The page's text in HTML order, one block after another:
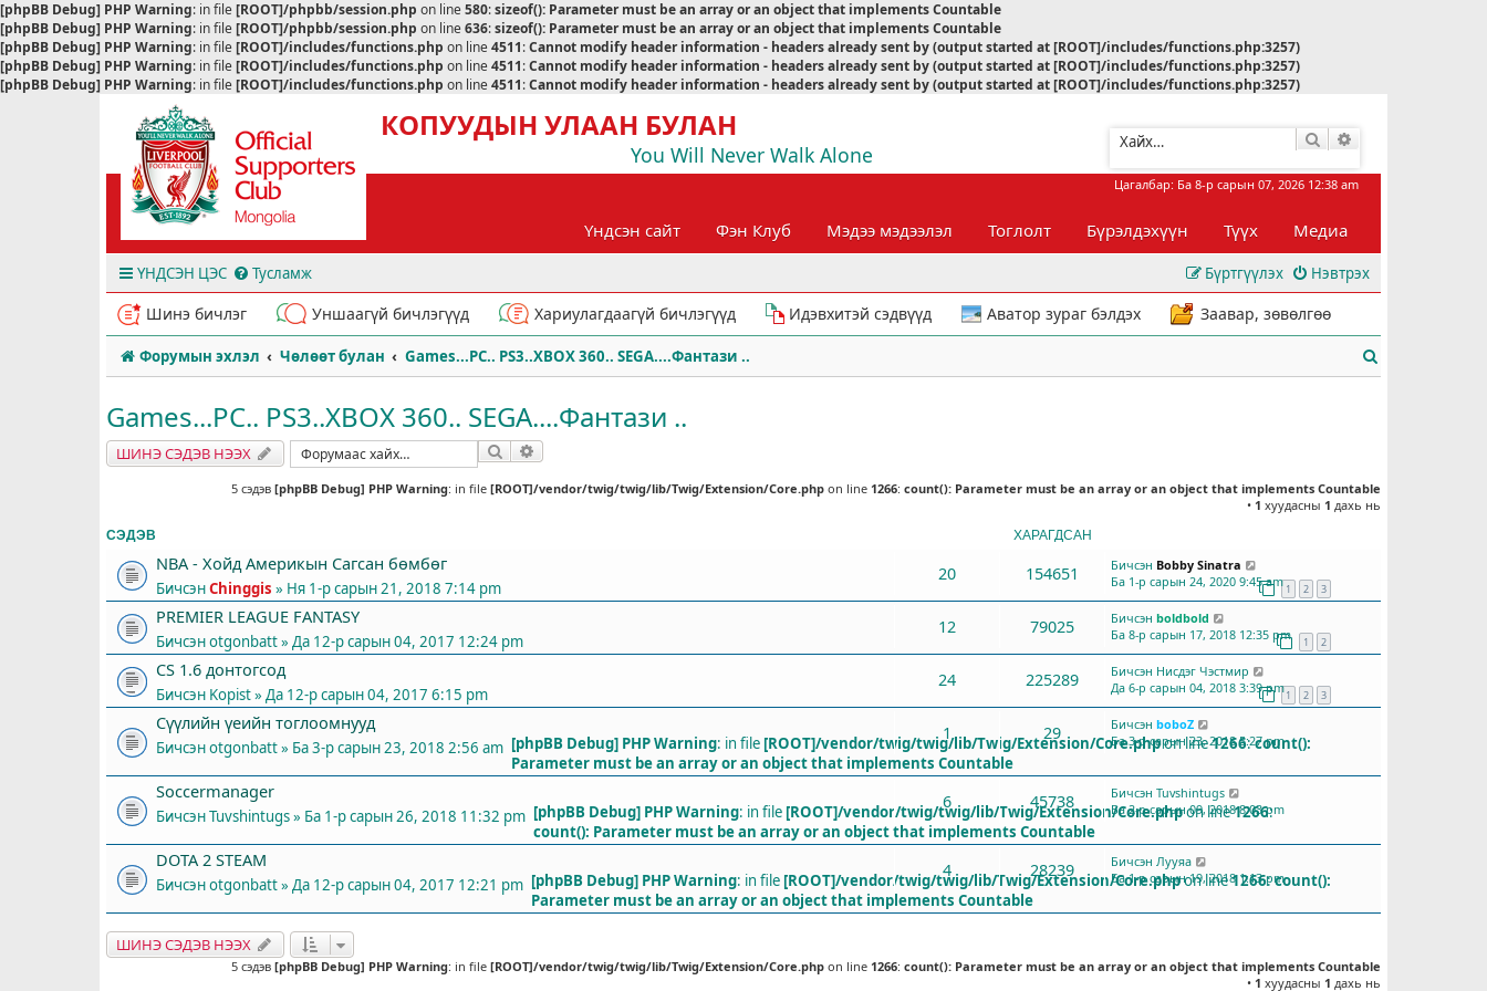
[phpBB Debug] PHP Warning: in file[ROOT]/phpbb/session.php on line580:sizeof(): Parameter must be an array or an object that implements Countable
[phpBB Debug] PHP Warning: in file[ROOT]/phpbb/session.php on line636:sizeof(): Parameter must be an array or an object that implements Countable
[phpBB Debug] PHP Warning: in file[ROOT]/includes/functions.php on line4511:Cannot modify header information - headers already sent by (output started at [ROOT]/includes/functions.php:3257)
[phpBB Debug] PHP Warning: in file[ROOT]/includes/functions.php on line4511:Cannot modify header information - headers already sent by (output started at [ROOT]/includes/functions.php:3257)
[phpBB Debug] PHP Warning: in file[ROOT]/includes/functions.php on line4511:Cannot modify header information - headers already sent by (output started at [ROOT]/includes/functions.php:3257)
КОПУУДЫН УЛААН БУЛАН
You Will Never Walk Alone
Хайлт
Цагалбар: Ба 8-р сарын 07, 2026 12:38 am
Үндсэн сайт Фэн Клуб Мэдээ мэдээлэл Тоглолт Бүрэлдэхүүн Түүх Медиа
ҮНДСЭН ЦЭС Тусламж Нэвтрэх
Бүртгүүлэх
Шинэ бичлэг Уншаагүй бичлэгүүд Хариулагдаагүй бичлэгүүд Идэвхитэй сэдвүүд Аватор зураг бэлдэх Заавар, зөвөлгөө
Форумын эхлэл Чөлөөт булан Games...PC.. PS3..XBOX 360.. SEGA....Фантази ..
Games...PC.. PS3..XBOX 360.. SEGA....Фантази ..
ШИНЭ СЭДЭВ НЭЭХ Хайлт
5 сэдэв [phpBB Debug] PHP Warning: in file [ROOT]/vendor/twig/twig/lib/Twig/Extension/Core.php on line 1266: count(): Parameter must be an array or an object that implements Countable
• 1 хуудасны 1 дахь нь
СЭДЭВ ХАРАГДСАН
NBA - Хойд Америкын Сагсан бөмбөг
БичсэнChinggis » Ня 1-р сарын 21, 2018 7:14 pm 1 2 3
20 154651 Бичсэн Bobby Sinatra
Ба 1-р сарын 24, 2020 9:45 am
PREMIER LEAGUE FANTASY
Бичсэнotgonbatt» Да 12-р сарын 04, 2017 12:24 pm 1 2
12 79025 Бичсэн boldbold
Ба 8-р сарын 17, 2018 12:35 pm
СS 1.6 донтогсод
Бичсэн Kopist» Да 12-р сарын 04, 2017 6:15 pm 1 2 3
24 225289 Бичсэн Нисдэг Чэстмир
Да 6-р сарын 04, 2018 3:39 pm
Сүүлийн үеийн тоглоомнууд
Бичсэнotgonbatt» Ба 3-р сарын 23, 2018 2:56 am [phpBB Debug] PHP Warning: in file [ROOT]/vendor/twig/twig/lib/Twig/Extension/Core.phpon line1266:count():
Parameter must be an array or an object that implements Countable
1 29 Бичсэн boboZ
Ба 3-р сарын 23, 2018 5:27 pm
Soccermanager
БичсэнTuvshintugs» Ба 1-р сарын 26, 2018 11:32 pm [phpBB Debug] PHP Warning: in file [ROOT]/vendor/twig/twig/lib/Twig/Extension/Core.phpon line1266:
count(): Parameter must be an array or an object that implements Countable
6 45738 Бичсэн Tuvshintugs
Ба 2-р сарын 09, 2018 8:03 pm
DOTA 2 STEAM
Бичсэнotgonbatt» Да 12-р сарын 04, 2017 12:21 pm [phpBB Debug] PHP Warning: in file [ROOT]/vendor/twig/twig/lib/Twig/Extension/Core.phpon line1266:count():
Parameter must be an array or an object that implements Countable
4 28239 Бичсэн Лууяа
Ба 1-р сарын 19, 2018 1:13 pm
ШИНЭ СЭДЭВ НЭЭХ
5 сэдэв [phpBB Debug] PHP Warning: in file [ROOT]/vendor/twig/twig/lib/Twig/Extension/Core.php on line 1266: count(): Parameter must be an array or an object that implements Countable
• 1 хуудасны 1 дахь нь